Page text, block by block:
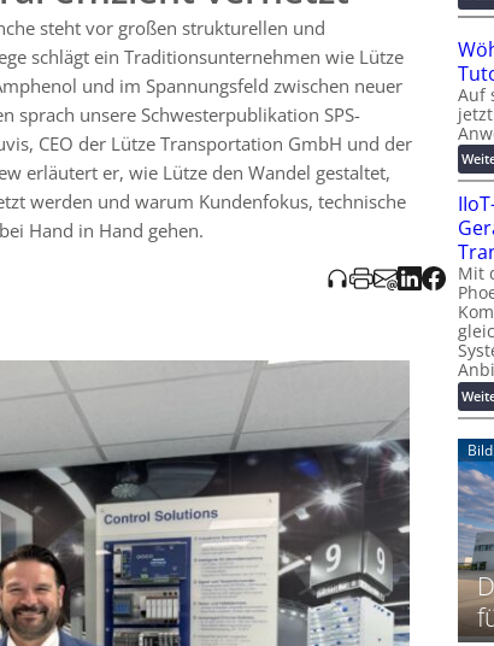
zum Kunden zu fördern, um den Kundenerfolg im
steht vor großen strukturellen und
schlägt ein Traditionsunternehmen wie Lütze
und im Spannungsfeld zwischen neuer
sprach unsere Schwesterpublikation SPS-
CEO der Lütze Transportation GmbH und der
erläutert er, wie Lütze den Wandel gestaltet,
werden und warum Kundenfokus, technische
Hand in Hand gehen.
Auf
Mit